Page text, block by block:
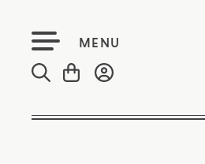
MENU